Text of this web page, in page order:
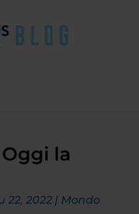
la
22, 2022| Mondo